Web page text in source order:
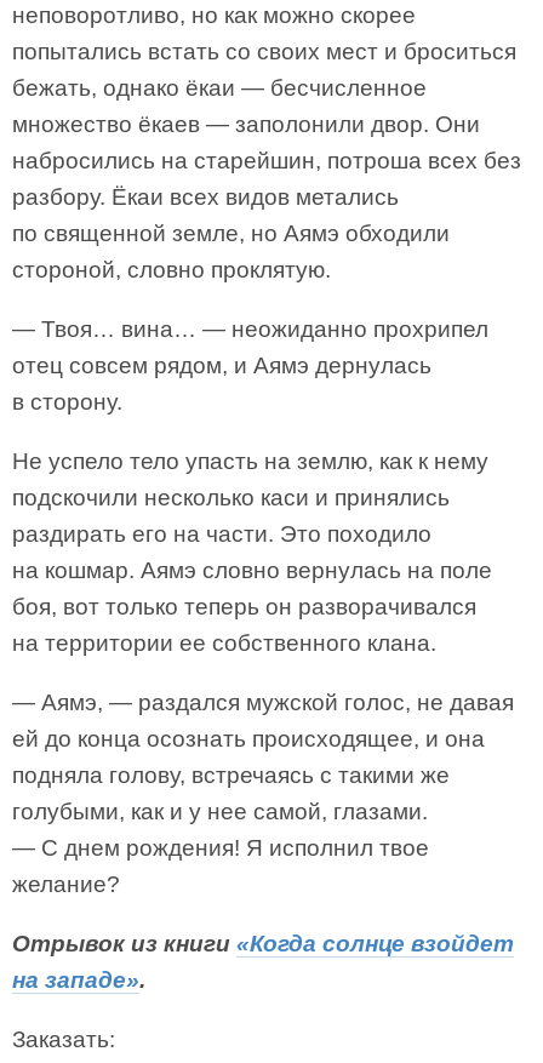
неповоротливо, но как можно скорее
попытались встать со своих мест и броситься
бежать, однако ёкаи — бесчисленное
множество ёкаев — заполонили двор. Они
набросились на старейшин, потроша всех без
разбору. Ёкаи всех видов метались
по священной земле, но Аямэ обходили
стороной, словно проклятую.
— Твоя… вина… — неожиданно прохрипел
отец совсем рядом, и Аямэ дернулась
в сторону.
Не успело тело упасть на землю, как к нему
подскочили несколько каси и принялись
раздирать его на части. Это походило
на кошмар. Аямэ словно вернулась на поле
боя, вот только теперь он разворачивался
на территории ее собственного клана.
— Аямэ, — раздался мужской голос, не давая
ей до конца осознать происходящее, и она
подняла голову, встречаясь с такими же
голубыми, как и у нее самой, глазами.
— С днем рождения! Я исполнил твое
желание?
Отрывок из книги «Когда солнце взойдет
на западе».
Заказать: